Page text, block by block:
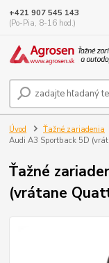
+421 907 545 143
(Po-Pia, 8-16 hod.)
Úvod Ťažné zariadenia
Audi A3 Sportback 5D
Ťažné
(vrátane